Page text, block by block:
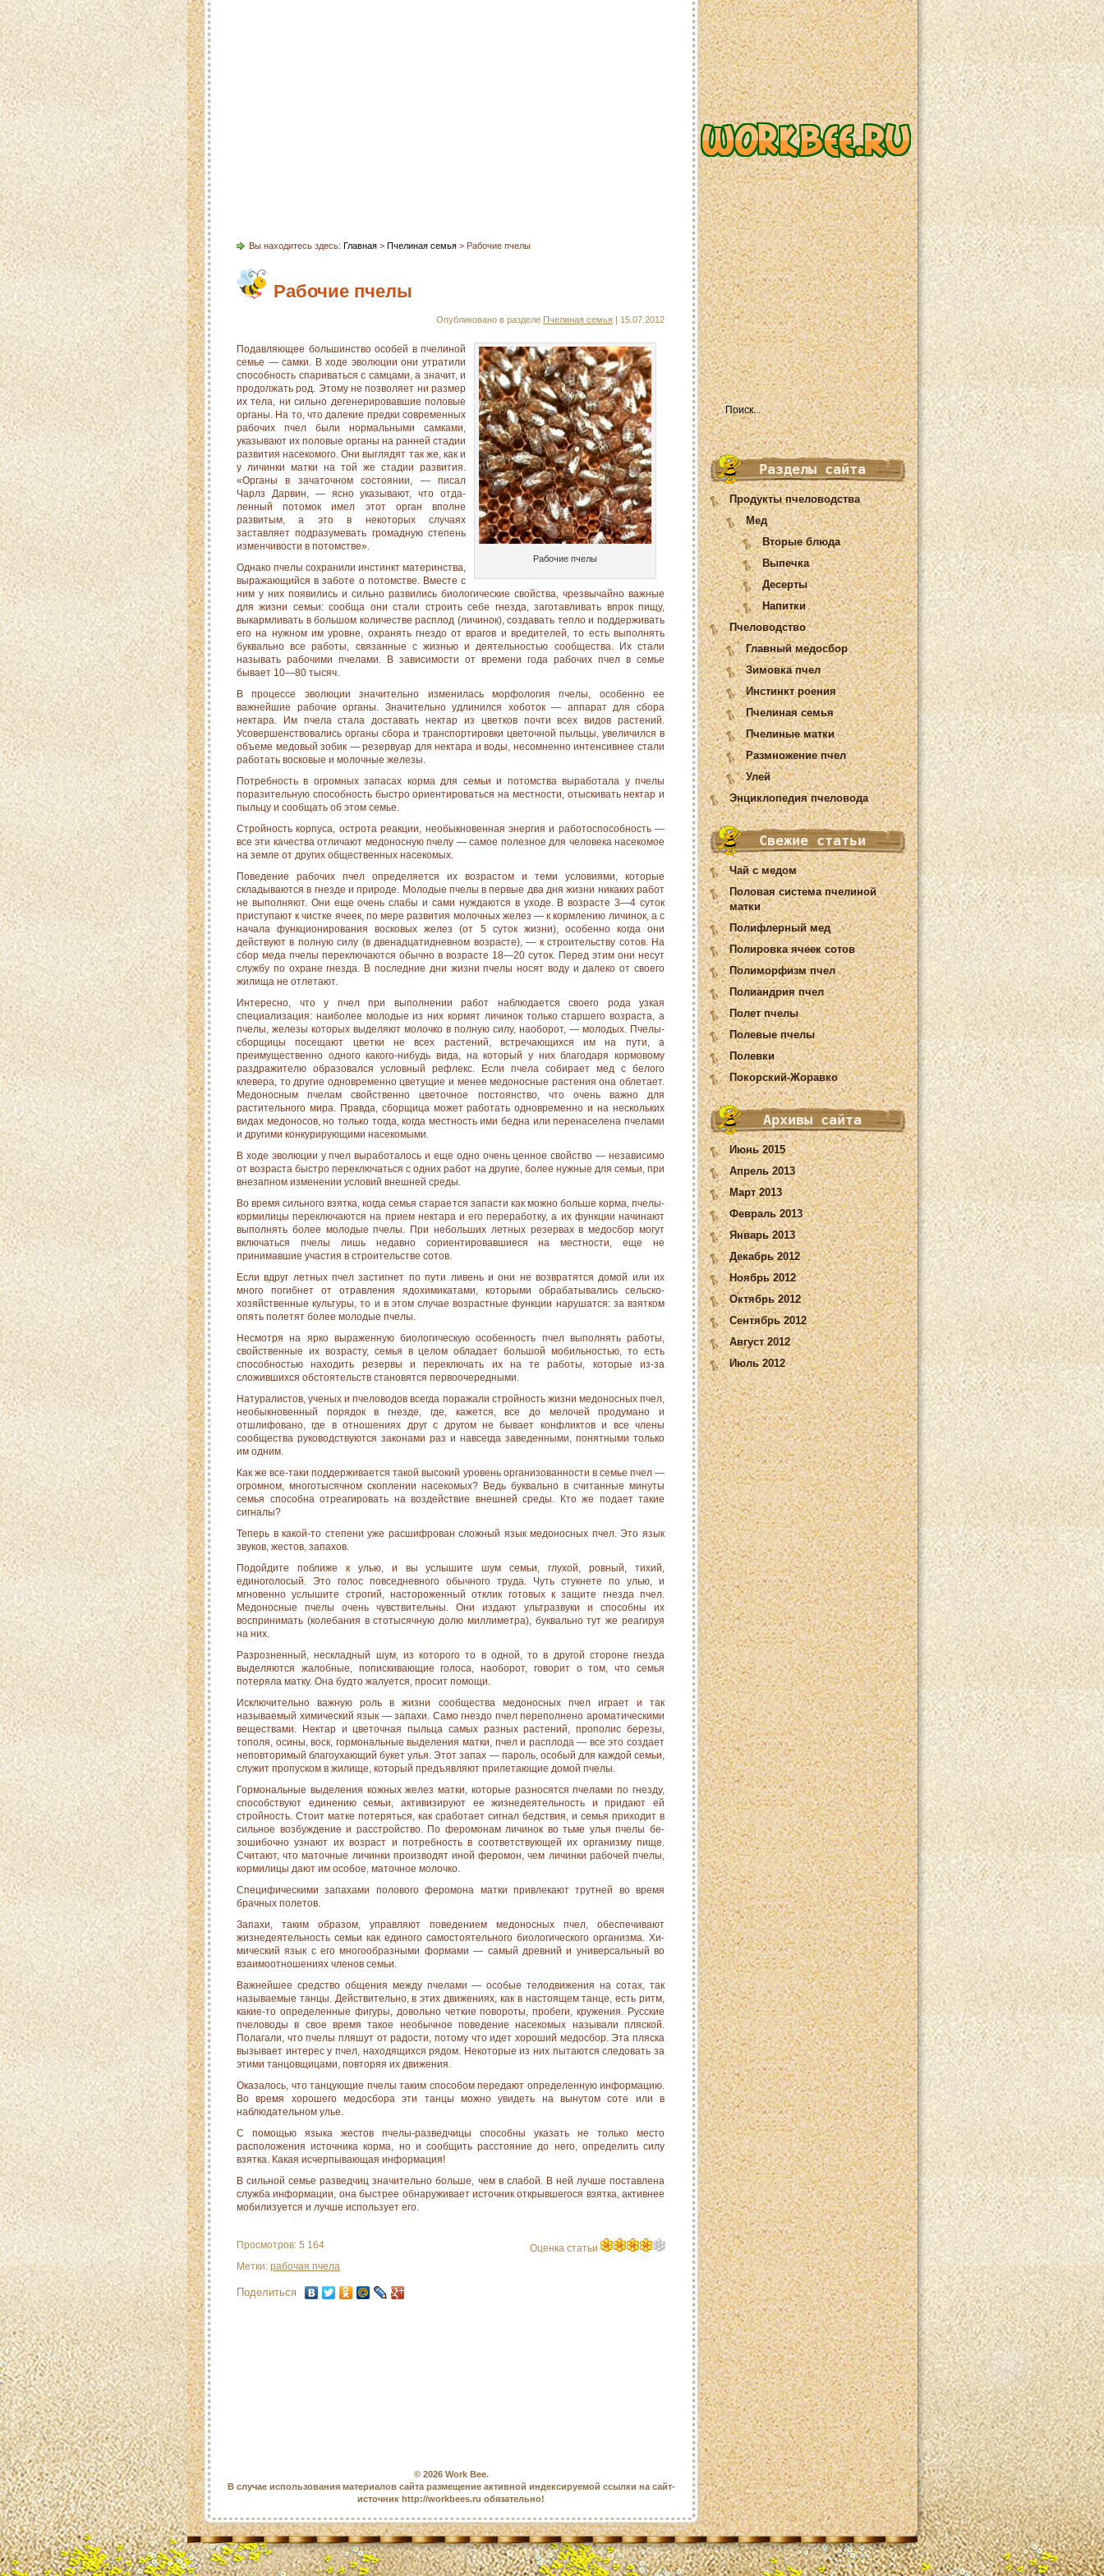
Разделы сайта
Продукты пчеловодства
Мед
Вторые блюда
Выпечка
Десерты
Напитки
Пчеловодство
Главный медосбор
Зимовка пчел
Инстинкт роения
Пчелиная семья
Пчелиные матки
Размножение пчел
Улей
Энциклопедия пчеловода
Свежие статьи
Чай с медом
Половая система пчелиной
матки
Полифлерный мед
Полировка ячеек сотов
Полиморфизм пчел
Полиандрия пчел
Полет пчелы
Полевые пчелы
Полевки
Покорский-Жоравко
Архивы сайта
Июнь 2015
Апрель 2013
Март 2013
Февраль 2013
Январь 2013
Декабрь 2012
Ноябрь 2012
Октябрь 2012
Сентябрь 2012
Август 2012
Июль 2012
Вы находитесь здесь: Главная > Пчелиная семья > Рабочие пчелы
Рабочие пчелы
Опубликовано в разделе Пчелиная семья | 15.07.2012
Рабочие пчелы
Подавляющее большинство особей в пчелиной
семье — самки. В ходе эволюции они утратили
способность спариваться с самцами, а значит, и
продол­жать род. Этому не позволяет ни размер
их тела, ни сильно дегенерировавшие половые
органы. На то, что далекие пред­ки современных
рабочих пчел были нормальными самка­ми,
указывают их половые органы на ранней стадии
развития насекомого. Они выглядят так же, как и
у личинки матки на той же стадии развития.
«Органы в зачаточном состоянии, — писал
Чарлз Дарвин, — ясно указывают, что отда­
ленный потомок имел этот орган вполне
развитым, а это в некоторых случаях
заставляет подразумевать громадную степень
изменчивости в потомстве».
Однако пчелы сохранили инстинкт материнства,
вы­ражающийся в заботе о потомстве. Вместе с
ним у них поя­вились и сильно развились биологические свойства, чрез­вычайно важные
для жизни семьи: сообща они стали стро­ить себе гнезда, заготавливать впрок пищу,
выкармливать в большом количестве расплод (личинок), создавать тепло и поддерживать
его на нужном им уровне, охранять гнездо от врагов и вредителей, то есть выполнять
буквально все рабо­ты, связанные с жизнью и деятельностью сообщества. Их стали
называть рабочими пчелами. В зависимости от вре­мени года рабочих пчел в семье
бывает 10—80 тысяч.
В процессе эволюции значительно изменилась мор­фология пчелы, особенно ее
важнейшие рабочие органы. Зна­чительно удлинился хоботок — аппарат для сбора
нектара. Им пчела стала доставать нектар из цветков почти всех видов растений.
Усовершенствовались органы сбора и транспор­тировки цветочной пыльцы, увеличился в
объеме медовый зобик — резервуар для нектара и воды, несомненно интен­сивнее стали
работать восковые и молочные железы.
Потребность в огромных запасах корма для семьи и потомства выработала у пчелы
поразительную способность быстро ориентироваться на местности, отыскивать нектар и
пыльцу и сообщать об этом семье.
Стройность корпуса, острота реакции, необыкновен­ная энергия и работоспособность —
все эти качества отли­чают медоносную пчелу — самое полезное для человека на­секомое
на земле от других общественных насекомых.
Поведение рабочих пчел определяется их возрастом и теми условиями, которые
складываются в гнезде и природе. Молодые пчелы в первые два дня жизни никаких работ
не выполняют. Они еще очень слабы и сами нуждаются в ухо­де. В возрасте 3—4 суток
приступают к чистке ячеек, по мере развития молочных желез — к кормлению личинок, а с
начала функционирования восковых желез (от 5 суток жиз­ни), особенно когда они
действуют в полную силу (в две­надцатидневном возрасте), — к строительству сотов. На
сбор меда пчелы переключаются обычно в возрасте 18—20 суток. Перед этим они несут
службу по охране гнезда. В последние дни жизни пчелы носят воду и далеко от своего
жилища не отлетают.
Интересно, что у пчел при выполнении работ наблю­дается своего рода узкая
специализация: наиболее молодые из них кормят личинок только старшего возраста, а
пчелы, железы которых выделяют молочко в полную силу, наобо­рот, — молодых. Пчелы-
сборщицы посещают цветки не всех растений, встречающихся им на пути, а
преимущественно одного какого-нибудь вида, на который у них благодаря кормовому
раздражителю образовался условный рефлекс. Если пчела собирает мед с белого
клевера, то другие однов­ременно цветущие и менее медоносные растения она обле­тает.
Медоносным пчелам свойственно цветочное постоян­ство, что очень важно для
растительного мира. Правда, сбор­щица может работать одновременно и на нескольких
видах медоносов, но только тогда, когда местность ими бедна или перенаселена пчелами
и другими конкурирующими насе­комыми.
В ходе эволюции у пчел выработалось и еще одно очень ценное свойство — независимо
от возраста быстро переклю­чаться с одних работ на другие, более нужные для семьи, при
внезапном изменении условий внешней среды.
Во время сильного взятка, когда семья старается за­пасти как можно больше корма, пчелы-
кормилицы пере­ключаются на прием нектара и его переработку, а их функ­ции начинают
выполнять более молодые пчелы. При не­больших летных резервах в медосбор могут
включаться пчелы лишь недавно сориентировавшиеся на местности, еще не
принимавшие участия в строительстве сотов.
Если вдруг летных пчел застигнет по пути ливень и они не возвратятся домой или их
много погибнет от отрав­ления ядохимикатами, которыми обрабатывались сельско­
хозяйственные культуры, то и в этом случае возрастные функции нарушатся: за взятком
опять полетят более молодые пчелы.
Несмотря на ярко выраженную биологическую осо­бенность пчел выполнять работы,
свойственные их возрас­ту, семья в целом обладает большой мобильностью, то есть
способностью находить резервы и переключать их на те работы, которые из-за
сложившихся обстоятельств стано­вятся первоочередными.
Натуралистов, ученых и пчеловодов всегда поражали стройность жизни медоносных пчел,
необыкновенный по­рядок в гнезде, где, кажется, все до мелочей продумано и
отшлифовано, где в отношениях друг с другом не бывает конфликтов и все члены
сообщества руководствуются зако­нами раз и навсегда заведенными, понятными только
им одним.
Как же все-таки поддерживается такой высокий уро­вень организованности в семье пчел —
огромном, многоты­сячном скоплении насекомых? Ведь буквально в считанные минуты
семья способна отреагировать на воздействие внеш­ней среды. Кто же подает такие
сигналы?
Теперь в какой-то степени уже расшифрован слож­ный язык медоносных пчел. Это язык
звуков, жестов, запа­хов.
Подойдите поближе к улью, и вы услышите шум семьи, глухой, ровный, тихий,
единоголосый. Это голос повседнев­ного обычного труда. Чуть стукнете по улью, и
мгновенно услышите строгий, настороженный отклик готовых к защи­те гнезда пчел.
Медоносные пчелы очень чувствительны. Они издают ультразвуки и способны их
воспринимать (колеба­ния в стотысячную долю миллиметра), буквально тут же реагируя
на них.
Разрозненный, нескладный шум, из которого то в од­ной, то в другой стороне гнезда
выделяются жалобные, по­пискивающие голоса, наоборот, говорит о том, что семья
потеряла матку. Она будто жалуется, просит помощи.
Исключительно важную роль в жизни сообщества медоносных пчел играет и так
называемый химический язык — запахи. Само гнездо пчел переполнено ароматичес­кими
веществами. Нектар и цветочная пыльца самых раз­ных растений, прополис березы,
тополя, осины, воск, гормональные выделения матки, пчел и расплода — все это создает
неповторимый благоухающий букет улья. Этот запах — пароль, особый для каждой семьи,
служит пропуском в жилище, который предъявляют прилетающие домой пче­лы.
Гормональные выделения кожных желез матки, кото­рые разносятся пчелами по гнезду,
способствуют единению семьи, активизируют ее жизнедеятельность и придают ей
стройность. Стоит матке потеряться, как сработает сигнал бедствия, и семья приходит в
сильное возбуждение и расстройство. По феромонам личинок во тьме улья пчелы бе­
зошибочно узнают их возраст и потребность в соответствующей их организму пище.
Считают, что маточные личинки производят иной феромон, чем личинки рабочей пчелы,
кормилицы дают им особое, маточное молочко.
Специфическими запахами полового феромона матки привлекают трутней во время
брачных полетов.
Запахи, таким образом, управляют поведением медо­носных пчел, обеспечивают
жизнедеятельность семьи как единого самостоятельного биологического организма. Хи­
мический язык с его многообразными формами — самый древний и универсальный во
взаимоотношениях членов семьи.
Важнейшее средство общения между пчелами — осо­бые телодвижения на сотах, так
называемые танцы. Дейст­вительно, в этих движениях, как в настоящем танце, есть ритм,
какие-то определенные фигуры, довольно четкие повороты, пробеги, кружения. Русские
пчеловоды в свое вре­мя такое необычное поведение насекомых называли пляс­кой.
Полагали, что пчелы пляшут от радости, потому что идет хороший медосбор. Эта пляска
вызывает интерес у пчел, находящихся рядом. Некоторые из них пытаются следовать за
этими танцовщицами, повторяя их движения.
Оказалось, что танцующие пчелы таким способом пере­дают определенную информацию.
Во время хорошего ме­досбора эти танцы можно увидеть на вынутом соте или в
наблюдательном улье.
С помощью языка жестов пчелы-разведчицы способ­ны указать не только место
расположения источника корма, но и сообщить расстояние до него, определить силу
взятка. Какая исчерпывающая информация!
В сильной семье разведчиц значительно больше, чем в слабой. В ней лучше поставлена
служба информации, она быстрее обнаруживает источник открывшегося взятка, ак­тивнее
мобилизуется и лучше использует его.
Оценка статьи
Просмотров: 5 164
Метки: рабочая пчела
Поделиться
© 2026 Work Bee.
В случае использования материалов сайта размещение активной индексируемой ссылки на сайт-
источник http://workbees.ru обязательно!